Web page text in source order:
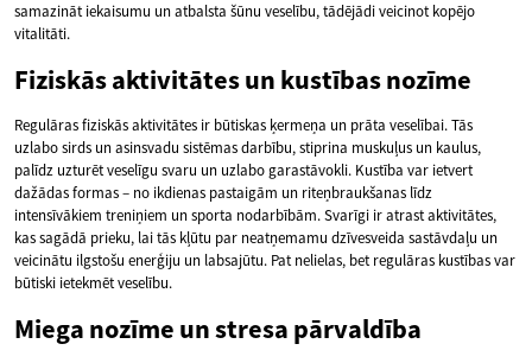
samazināt iekaisumu un atbalsta šūnu veselību, tādējādi veicinot kopējo
vitalitāti.
Fiziskās aktivitātes un kustības nozīme
Regulāras fiziskās aktivitātes ir būtiskas ķermeņa un prāta veselībai. Tās
uzlabo sirds un asinsvadu sistēmas darbību, stiprina muskuļus un kaulus,
palīdz uzturēt veselīgu svaru un uzlabo garastāvokli. Kustība var ietvert
dažādas formas – no ikdienas pastaigām un riteņbraukšanas līdz
intensīvākiem treniņiem un sporta nodarbībām. Svarīgi ir atrast aktivitātes,
kas sagādā prieku, lai tās kļūtu par neatņemamu dzīvesveida sastāvdaļu un
veicinātu ilgstošu enerģiju un labsajūtu. Pat nelielas, bet regulāras kustības var
būtiski ietekmēt veselību.
Miega nozīme un stresa pārvaldība